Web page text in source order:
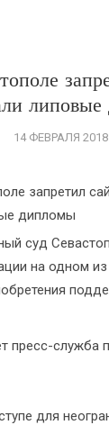
14 ФЕВРАЛЯ 2018
суд
на одном из
пресс-служба
для